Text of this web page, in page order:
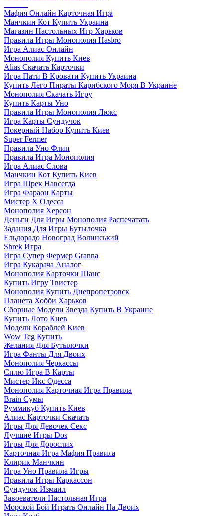
Мафия Онлайн Карточная Игра
Манчкин Кот Купить Украина
Магазин Настольных Игр Харьков
Правила Игры Монополия Hasbro
Игра Алиас Онлайн
Монополия Купить Киев
Alias Скачать Карточки
Игра Пати В Кровати Купить Украина
Купить Лего Пираты Карибского Моря В Украине
Монополия Скачать Игру
Купить Карты Уно
Правила Игры Монополия Люкс
Игра Карты Сундучок
Покерный Набор Купить Киев
Super Fermer
Правила Уно Флип
Правила Игра Монополия
Игра Алиас Слова
Манчкин Кот Купить Киев
Игра Шрек Навсегда
Игра Фараон Карты
Мистер Х Одесса
Монополия Херсон
Деньги Для Игры Монополия Распечатать
Задания Для Игры Бутылочка
Ельдорадо Новоград Волинський
Shrek Игра
Игра Супер Фермер Granna
Игра Кукарача Аналог
Монополия Карточки Шанс
Купить Игру Твистер
Монополия Купить Днепропетровск
Планета Хобби Харьков
Сборные Модели Звезда Купить В Украине
Купить Лото Киев
Модели Кораблей Киев
Wow Tcg Купить
Желания Для Бутылочки
Игра Фанты Для Двоих
Монополия Черкассы
Сплю Игра В Карты
Мистер Икс Одесса
Монополия Карточная Игра Правила
Brain Сумы
Руммикуб Купить Киев
Алиас Карточки Скачать
Игры Для Девочек Секс
Лучшие Игры Dos
Игры Для Дорослих
Карточная Игра Мафия Правила
Клирик Манчкин
Игра Уно Правила Игры
Правила Игры Каркассон
Сундучок Измаил
Завоеватели Настольная Игра
Морской Бой Играть Онлайн На Двоих